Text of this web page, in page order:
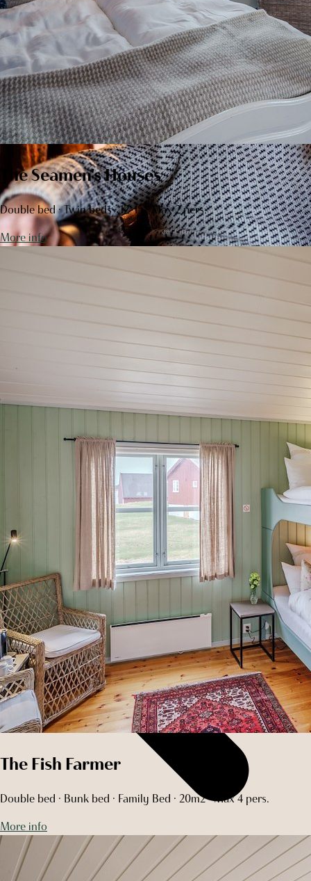
The Seamen's Houses
Double bed · Twin beds · 12-15 · Max 2 pers.
More info
The Fish Farmer
Double bed · Bunk bed · Family Bed · 20m2 · Max 4 pers.
More info